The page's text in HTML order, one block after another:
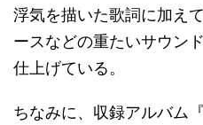
浮気を描いた歌詞に加え
ースなどの重たいサウン
仕上げている。
ちなみに、収録アルバム